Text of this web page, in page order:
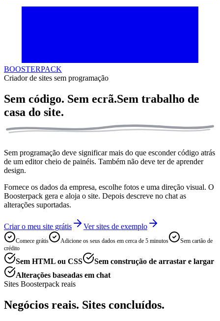
BOOSTERPACK
Criador de sites sem programação
Sem código. Sem ecrã.Sem trabalho de
casa do site.
Sem programação deve significar mais do que esconder código atrás
de um editor cheio de painéis. Também não deve ter de aprender
design.
Fornece os dados da empresa, escolhe fotos e uma direção visual. O
Boosterpack gera e aloja o site. Depois descreve no chat as
alterações suportadas.
Criar o meu site grátis Ver sites de exemplo
Comece grátis Adicione os seus dados em cerca de 5 minutos
Sem cartão de
crédito
Sem HTML ou CSS
Sem construção de arrastar e largar
Alterações baseadas em chat
Sites Boosterpack reais
Negócios reais. Sites concluídos.